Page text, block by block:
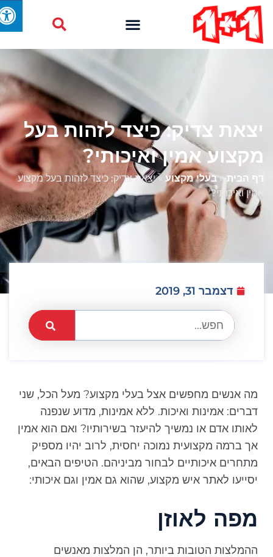
יצאת צדיק: כיצד לזהות בעל
מקצוע אמין ואיכותי?
דף הבית»בעלי מקצוע» יצאת צדיק: כיצד לזהות בעל מקצוע
אמין ואיכותי?
דצמבר 31, 2019
מה אנשים מחפשים אצל בעלי מקצוע? מעל הכל, שני
דברים: אמינות ואיכות. ללא אמינות, מדוע שנפנה
לאותו אדם או נמשיך להיעזר בשירותיו? ואם הוא אמין
אך ברמה מקצועית נמוכה יחסית, לרוב יהיו מספיק
מתחרים איכותיים לבחור מביניהם. הטיפים הבאים,
יסייעו לאתר איש מקצוע, שהוא גם אמין וגם איכותי:
מפה לאוזן
ההמלצות הטובות ביותר, הן המלצות מאנשים